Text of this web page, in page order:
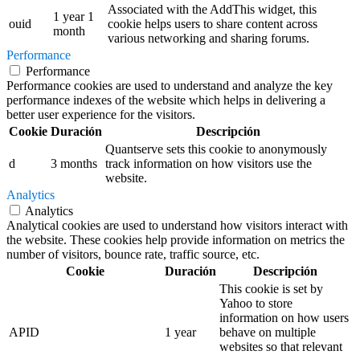
ouid
1 year 1
month
Associated with the AddThis widget, this
cookie helps users to share content across
various networking and sharing forums.
Performance
Performance
Performance cookies are used to understand and analyze the key
performance indexes of the website which helps in delivering a
better user experience for the visitors.
Cookie Duración Descripción
d 3 months
Quantserve sets this cookie to anonymously
track information on how visitors use the
website.
Analytics
Analytics
Analytical cookies are used to understand how visitors interact with
the website. These cookies help provide information on metrics the
number of visitors, bounce rate, traffic source, etc.
Cookie
Duración Descripción
APID 1 year
This cookie is set by
Yahoo to store
information on how users
behave on multiple
websites so that relevant